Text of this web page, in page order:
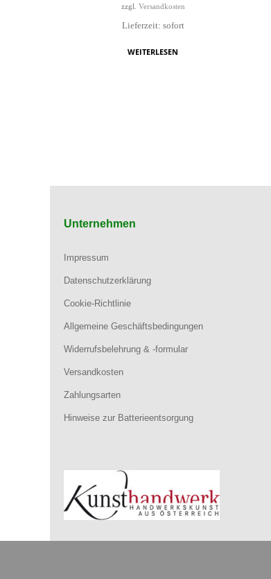
zzgl. Versandkosten
Lieferzeit: sofort
WEITERLESEN
Unternehmen
Impressum
Datenschutzerklärung
Cookie-Richtlinie
Allgemeine Geschäftsbedingungen
Widerrufsbelehrung & -formular
Versandkosten
Zahlungsarten
Hinweise zur Batterieentsorgung